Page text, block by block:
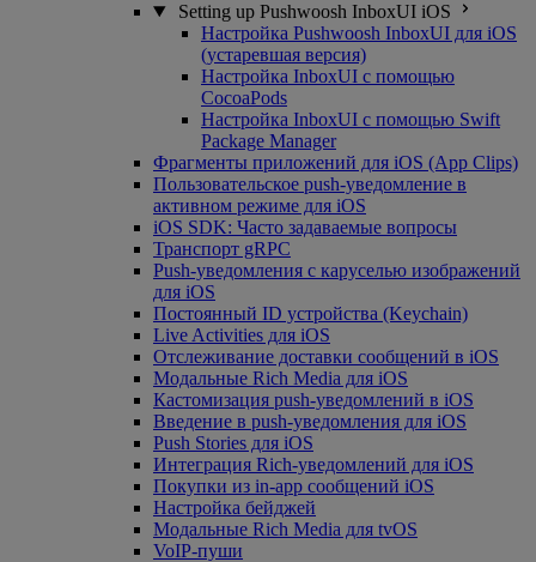
Setting up Pushwoosh InboxUI iOS
Настройка Pushwoosh InboxUI для iOS
(устаревшая версия)
Настройка InboxUI с помощью
CocoaPods
Настройка InboxUI с помощью Swift
Package Manager
Фрагменты приложений для iOS (App Clips)
Пользовательское push-уведомление в
активном режиме для iOS
iOS SDK: Часто задаваемые вопросы
Транспорт gRPC
Push-уведомления с каруселью изображений
для iOS
Постоянный ID устройства (Keychain)
Live Activities для iOS
Отслеживание доставки сообщений в iOS
Модальные Rich Media для iOS
Кастомизация push-уведомлений в iOS
Введение в push-уведомления для iOS
Push Stories для iOS
Интеграция Rich-уведомлений для iOS
Покупки из in-app сообщений iOS
Настройка бейджей
Модальные Rich Media для tvOS
VoIP-пуши